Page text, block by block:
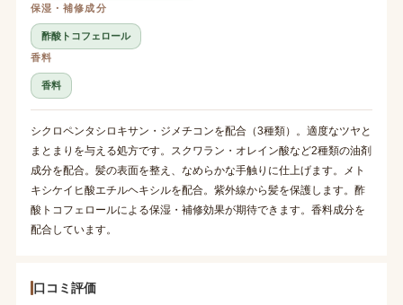
保湿・補修成分
酢酸トコフェロール
香料
香料
シクロペンタシロキサン・ジメチコンを配合（3種類）。適度なツヤと
まとまりを与える処方です。スクワラン・オレイン酸など2種類の油剤
成分を配合。髪の表面を整え、なめらかな手触りに仕上げます。メト
キシケイヒ酸エチルヘキシルを配合。紫外線から髪を保護します。酢
酸トコフェロールによる保湿・補修効果が期待できます。香料成分を
配合しています。
口コミ評価